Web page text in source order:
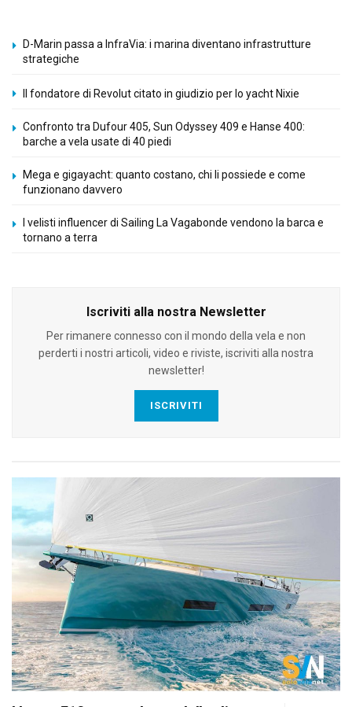
D-Marin passa a InfraVia: i marina diventano infrastrutture
strategiche
Il fondatore di Revolut citato in giudizio per lo yacht Nixie
Confronto tra Dufour 405, Sun Odyssey 409 e Hanse 400:
barche a vela usate di 40 piedi
Mega e gigayacht: quanto costano, chi li possiede e come
funzionano davvero
I velisti influencer di Sailing La Vagabonde vendono la barca e
tornano a terra
Iscriviti alla nostra Newsletter
Per rimanere connesso con il mondo della vela e non
perderti i nostri articoli, video e riviste, iscriviti alla nostra
newsletter!
ISCRIVITI